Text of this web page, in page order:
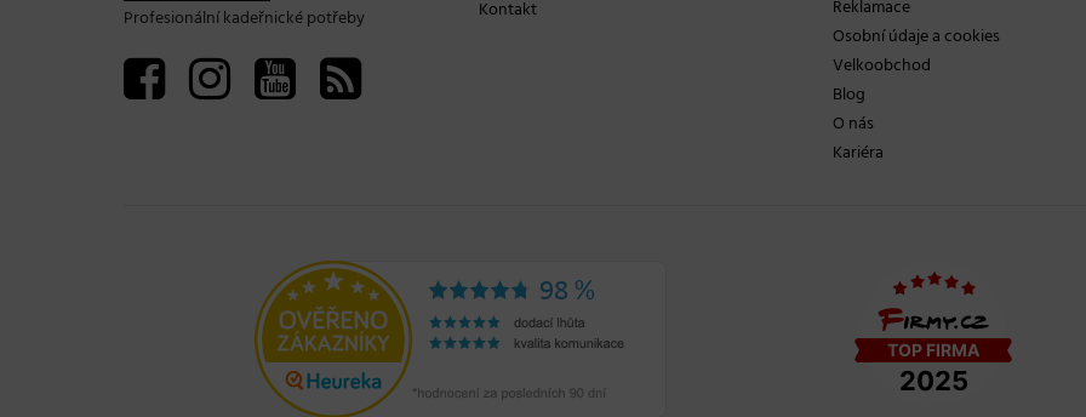
Profesionální kadeřnické potřeby
Kontakt
Reklamace
Osobní údaje a cookies
Velkoobchod
Blog
O nás
Kariéra